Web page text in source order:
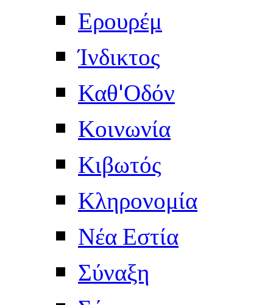
Ερουρέμ
Ίνδικτος
Καθ'Οδόν
Κοινωνία
Κιβωτός
Κληρονομία
Νέα Εστία
Σύναξη